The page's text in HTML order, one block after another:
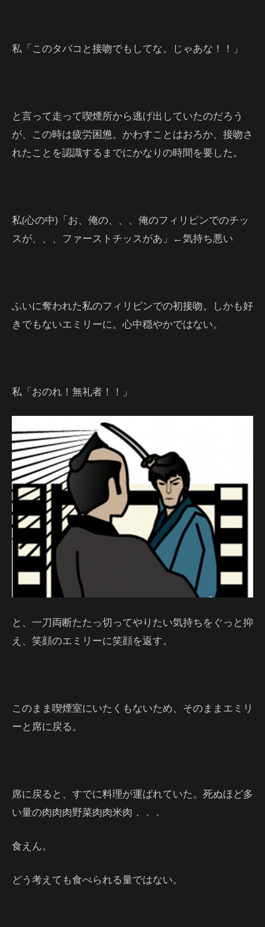
私「このタバコと接吻でもしてな。じゃあな！！」
と言って走って喫煙所から逃げ出していたのだろう
が、この時は疲労困憊。かわすことはおろか、接吻さ
れたことを認識するまでにかなりの時間を要した。
私(心の中)「お、俺の、、、俺のフィリピンでのチッ
スが、、、ファーストチッスがあ」←気持ち悪い
ふいに奪われた私のフィリピンでの初接吻。しかも好
きでもないエミリーに。心中穏やかではない。
私「おのれ！無礼者！！」
と、一刀両断たたっ切ってやりたい気持ちをぐっと抑
え、笑顔のエミリーに笑顔を返す。
このまま喫煙室にいたくもないため、そのままエミリ
ーと席に戻る。
席に戻ると、すでに料理が運ばれていた。死ぬほど多
い量の肉肉肉野菜肉肉米肉．．．
食えん。
どう考えても食べられる量ではない。